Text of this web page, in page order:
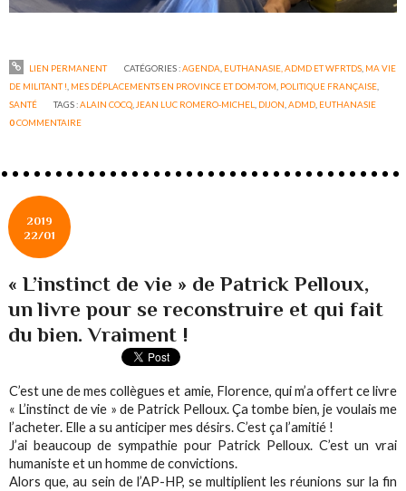
LIEN PERMANENT CATÉGORIES :AGENDA EUTHANASIE, ADMD ET WFRTDS, MA VIE
DE MILITANT ! MES DÉPLACEMENTS EN PROVINCE ET DOM-TOM POLITIQUE FRANÇAISE
SANTÉ
TAGS :ALAIN COCQ JEAN LUC ROMERO-MICHEL DIJON ,ADMD EUTHANASIE
0COMMENTAIRE
2019
22/01
« L’instinct de vie » de Patrick Pelloux,
un livre pour se reconstruire et qui fait
du bien. Vraiment !
C’est une de mes collègues et amie, Florence, qui m’a offert ce livre
« L’instinct de vie » de Patrick Pelloux. Ça tombe bien, je voulais me
l’acheter. Elle a su anticiper mes désirs. C’est ça l’amitié !
J’ai beaucoup de sympathie pour Patrick Pelloux. C’est un vrai
humaniste et un homme de convictions.
Alors que, au sein de l’AP-HP, se multiplient les réunions sur la fin